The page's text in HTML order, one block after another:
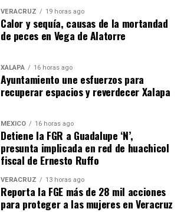
VERACRUZ 19 horas ago
Calor y sequía, causas de la mortandad
de peces en Vega de Alatorre
XALAPA 16 horas ago
Ayuntamiento une esfuerzos para
recuperar espacios y reverdecer Xalapa
MÉXICO 16 horas ago
Detiene la FGR a Guadalupe ‘N’,
presunta implicada en red de huachicol
fiscal de Ernesto Ruffo
VERACRUZ 13 horas ago
Reporta la FGE más de 28 mil acciones
para proteger a las mujeres en Veracruz